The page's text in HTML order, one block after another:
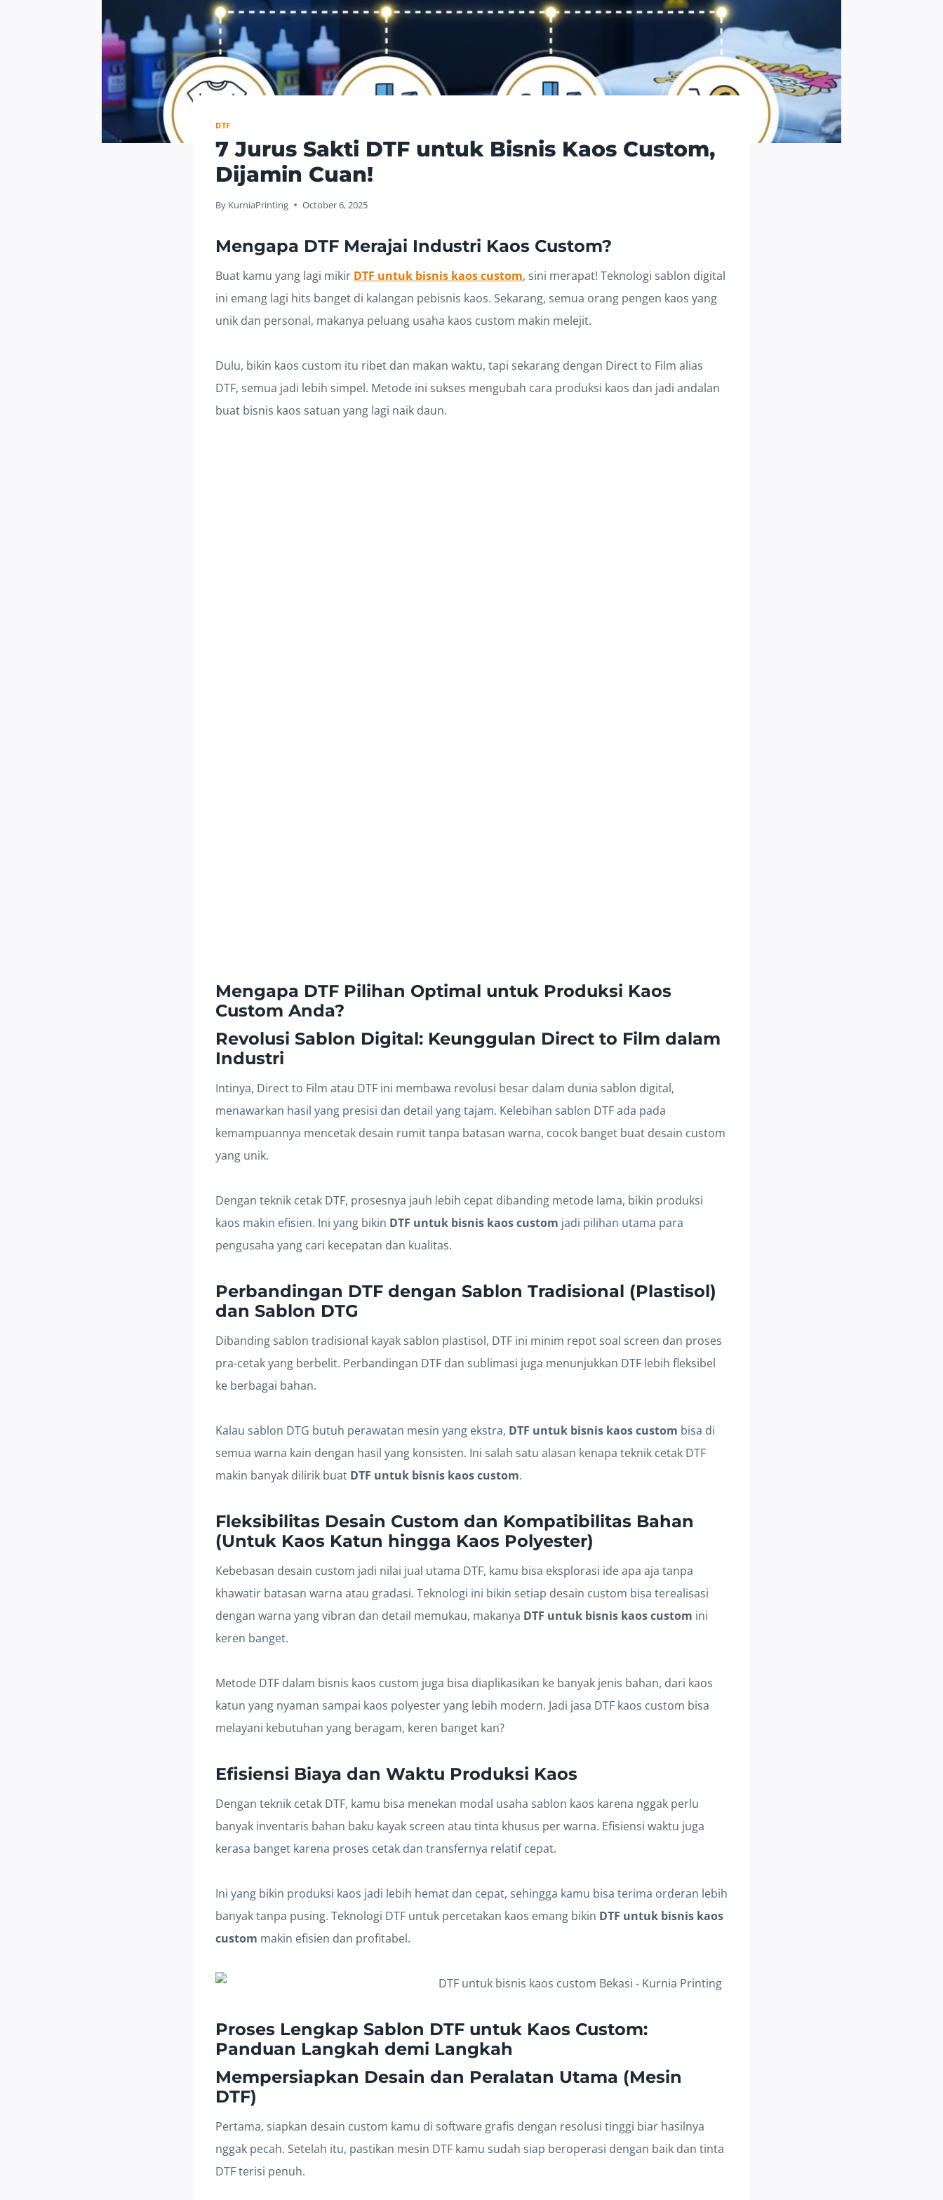
DTF
7 Jurus Sakti DTF untuk Bisnis Kaos Custom,
Dijamin Cuan!
By KurniaPrinting October 6, 2025
Mengapa DTF Merajai Industri Kaos Custom?
Buat kamu yang lagi mikir DTF untuk bisnis kaos custom, sini merapat! Teknologi sablon digital
ini emang lagi hits banget di kalangan pebisnis kaos. Sekarang, semua orang pengen kaos yang
unik dan personal, makanya peluang usaha kaos custom makin melejit.
Dulu, bikin kaos custom itu ribet dan makan waktu, tapi sekarang dengan Direct to Film alias
DTF, semua jadi lebih simpel. Metode ini sukses mengubah cara produksi kaos dan jadi andalan
buat bisnis kaos satuan yang lagi naik daun.
Mengapa DTF Pilihan Optimal untuk Produksi Kaos
Custom Anda?
Revolusi Sablon Digital: Keunggulan Direct to Film dalam
Industri
Intinya, Direct to Film atau DTF ini membawa revolusi besar dalam dunia sablon digital,
menawarkan hasil yang presisi dan detail yang tajam. Kelebihan sablon DTF ada pada
kemampuannya mencetak desain rumit tanpa batasan warna, cocok banget buat desain custom
yang unik.
Dengan teknik cetak DTF, prosesnya jauh lebih cepat dibanding metode lama, bikin produksi
kaos makin efisien. Ini yang bikin DTF untuk bisnis kaos custom jadi pilihan utama para
pengusaha yang cari kecepatan dan kualitas.
Perbandingan DTF dengan Sablon Tradisional (Plastisol)
dan Sablon DTG
Dibanding sablon tradisional kayak sablon plastisol, DTF ini minim repot soal screen dan proses
pra-cetak yang berbelit. Perbandingan DTF dan sublimasi juga menunjukkan DTF lebih fleksibel
ke berbagai bahan.
Kalau sablon DTG butuh perawatan mesin yang ekstra, DTF untuk bisnis kaos custom bisa di
semua warna kain dengan hasil yang konsisten. Ini salah satu alasan kenapa teknik cetak DTF
makin banyak dilirik buat DTF untuk bisnis kaos custom.
Fleksibilitas Desain Custom dan Kompatibilitas Bahan
(Untuk Kaos Katun hingga Kaos Polyester)
Kebebasan desain custom jadi nilai jual utama DTF, kamu bisa eksplorasi ide apa aja tanpa
khawatir batasan warna atau gradasi. Teknologi ini bikin setiap desain custom bisa terealisasi
dengan warna yang vibran dan detail memukau, makanya DTF untuk bisnis kaos custom ini
keren banget.
Metode DTF dalam bisnis kaos custom juga bisa diaplikasikan ke banyak jenis bahan, dari kaos
katun yang nyaman sampai kaos polyester yang lebih modern. Jadi jasa DTF kaos custom bisa
melayani kebutuhan yang beragam, keren banget kan?
Efisiensi Biaya dan Waktu Produksi Kaos
Dengan teknik cetak DTF, kamu bisa menekan modal usaha sablon kaos karena nggak perlu
banyak inventaris bahan baku kayak screen atau tinta khusus per warna. Efisiensi waktu juga
kerasa banget karena proses cetak dan transfernya relatif cepat.
Ini yang bikin produksi kaos jadi lebih hemat dan cepat, sehingga kamu bisa terima orderan lebih
banyak tanpa pusing. Teknologi DTF untuk percetakan kaos emang bikin DTF untuk bisnis kaos
custom makin efisien dan profitabel.
Proses Lengkap Sablon DTF untuk Kaos Custom:
Panduan Langkah demi Langkah
Mempersiapkan Desain dan Peralatan Utama (Mesin
DTF)
Pertama, siapkan desain custom kamu di software grafis dengan resolusi tinggi biar hasilnya
nggak pecah. Setelah itu, pastikan mesin DTF kamu sudah siap beroperasi dengan baik dan tinta
DTF terisi penuh.